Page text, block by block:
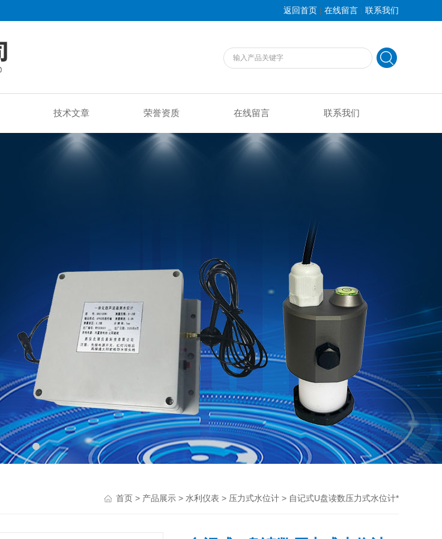
返回首页 | 在线留言 | 联系我们
技术文章 荣誉资质 在线留言 联系我们
首页 > 产品展示 > 水利仪表 > 压力式水位计 > 自记式U盘读数压力式水位计*